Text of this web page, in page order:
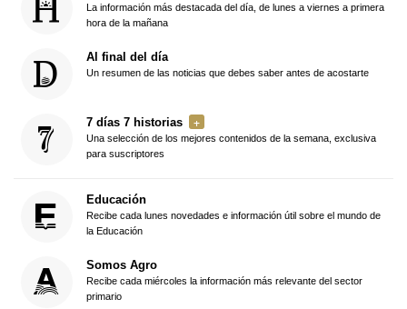
La información más destacada del día, de lunes a viernes a primera
hora de la mañana
Al final del día
Un resumen de las noticias que debes saber antes de acostarte
7 días 7 historias
Una selección de los mejores contenidos de la semana, exclusiva
para suscriptores
Educación
Recibe cada lunes novedades e información útil sobre el mundo de
la Educación
Somos Agro
Recibe cada miércoles la información más relevante del sector
primario